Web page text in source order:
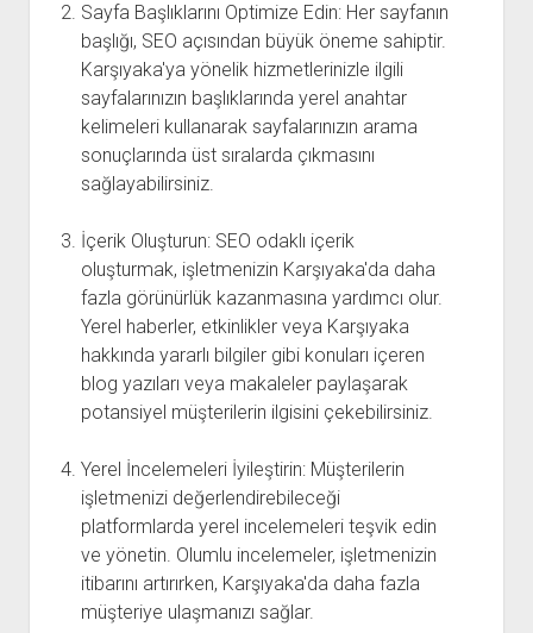
Sayfa Başlıklarını Optimize Edin: Her sayfanın
başlığı, SEO açısından büyük öneme sahiptir.
Karşıyaka'ya yönelik hizmetlerinizle ilgili
sayfalarınızın başlıklarında yerel anahtar
kelimeleri kullanarak sayfalarınızın arama
sonuçlarında üst sıralarda çıkmasını
sağlayabilirsiniz.
İçerik Oluşturun: SEO odaklı içerik
oluşturmak, işletmenizin Karşıyaka'da daha
fazla görünürlük kazanmasına yardımcı olur.
Yerel haberler, etkinlikler veya Karşıyaka
hakkında yararlı bilgiler gibi konuları içeren
blog yazıları veya makaleler paylaşarak
potansiyel müşterilerin ilgisini çekebilirsiniz.
Yerel İncelemeleri İyileştirin: Müşterilerin
işletmenizi değerlendirebileceği
platformlarda yerel incelemeleri teşvik edin
ve yönetin. Olumlu incelemeler, işletmenizin
itibarını artırırken, Karşıyaka'da daha fazla
müşteriye ulaşmanızı sağlar.